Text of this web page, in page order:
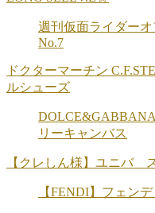
週刊仮面ライダー
No.7
ドクターマーチン
ルシューズ
リーキャンバス
【クレしん様】ユニバ
【FENDI】フェン